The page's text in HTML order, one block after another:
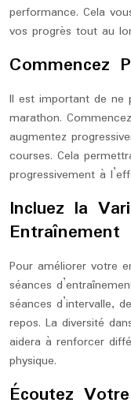
performance. Cela
vos progrès tout au
Commencez
Il est important de ne
marathon.
augmentez
courses. Cela
progressivement à
Incluez la
Entraînement
Pour améliorer votre
séances
séances d’intervalle,
repos. La diversité
aidera à renforcer
physique.
Écoutez